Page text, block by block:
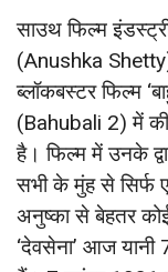
साउथ फिल्म
(Anushka Shetty)
ब्लॉकबस्टर फिल्म
(Bahubali 2) में की
है। फिल्म में उनके
सभी के मुंह से सिर्फ
अनुष्का से बेहतर कोई
‘देवसेना’ आज यानी